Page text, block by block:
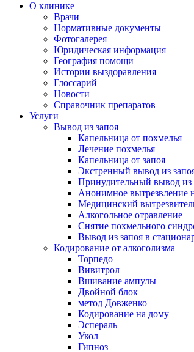
О клинике
Врачи
Нормативные документы
Фотогалерея
Юридическая информация
География помощи
Истории выздоравления
Глоссарий
Новости
Справочник препаратов
Услуги
Вывод из запоя
Капельница от похмелья
Лечение похмелья
Капельница от запоя
Экстренный вывод из
Принудительный вывод из
Анонимное вытрезвление
Медицинский
Алкогольное отравление
Снятие похмельного
Вывод из запоя в
Кодирование от алкоголизма
Торпедо
Вивитрол
Вшивание ампулы
Двойной блок
метод Довженко
Кодирование на дому
Эспераль
Укол
Гипноз